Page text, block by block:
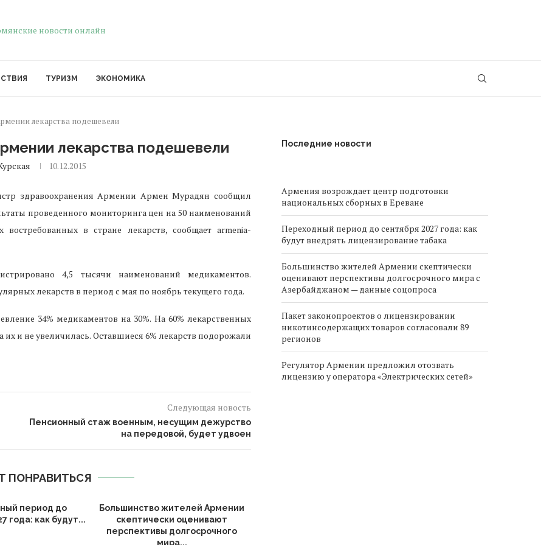
ТУРИЗМ ЭКОНОМИКА
лекарства подешевели
лекарства подешевели
10.12.2015
здравоохранения Армении Армен Мурадян сообщил
проведенного мониторинга цен на 50 наименований
востребованных в стране лекарств, сообщает armenia-
4,5 тысячи наименований медикаментов.
лекарств в период с мая по ноябрь текущего года.
34% медикаментов на 30%. На 60% лекарственных
и не увеличилась. Оставшиеся 6% лекарств подорожали
Следующая новость
Пенсионный стаж военным, несущим дежурство
на передовой, будет удвоен
ПОНРАВИТЬСЯ
период до
года: как будут...
Большинство жителей Армении
скептически оценивают
перспективы долгосрочного
мира...
Последние новости
Армения возрождает центр подготовки
национальных сборных в Ереване
Переходный период до сентября 2027 года: как
будут внедрять лицензирование табака
Большинство жителей Армении скептически
оценивают перспективы долгосрочного мира с
Азербайджаном — данные соцопроса
Пакет законопроектов о лицензировании
никотинсодержащих товаров согласовали 89
регионов
Регулятор Армении предложил отозвать
лицензию у оператора «Электрических сетей»